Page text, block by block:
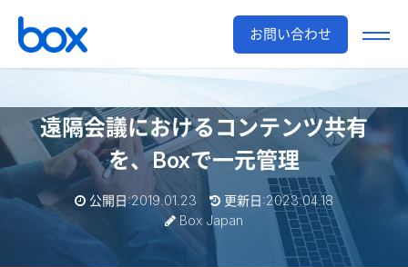
お問い合わせ
遠隔会議におけるコンテンツ共有
を、Boxで一元管理
公開日:2019.01.23
更新日:2023.04.18
Box Japan